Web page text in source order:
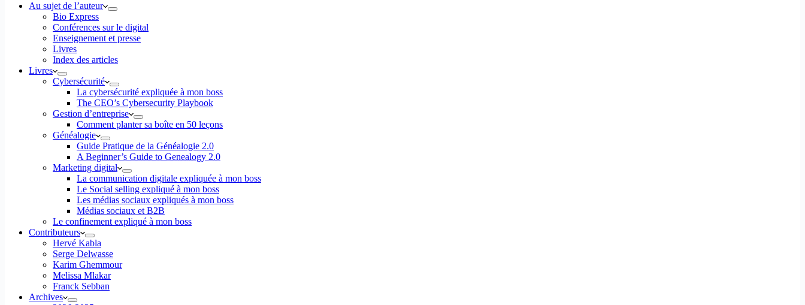
Au sujet de l’auteur
Bio Express
Conférences sur le digital
Enseignement et presse
Livres
Index des articles
Livres
Cybersécurité
La cybersécurité expliquée à mon boss
The CEO’s Cybersecurity Playbook
Gestion d’entreprise
Comment planter sa boîte en 50 leçons
Généalogie
Guide Pratique de la Généalogie 2.0
A Beginner’s Guide to Genealogy 2.0
Marketing digital
La communication digitale expliquée à mon boss
Le Social selling expliqué à mon boss
Les médias sociaux expliqués à mon boss
Médias sociaux et B2B
Le confinement expliqué à mon boss
Contributeurs
Hervé Kabla
Serge Delwasse
Karim Ghemmour
Melissa Mlakar
Franck Sebban
Archives